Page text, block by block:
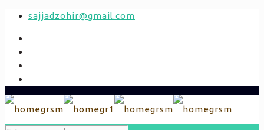
sajjadzohir@gmail.com